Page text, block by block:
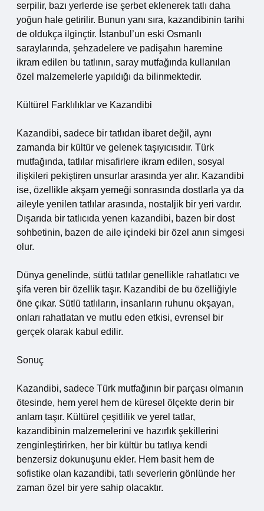
serpilir, bazı yerlerde ise şerbet eklenerek tatlı daha
yoğun hale getirilir. Bunun yanı sıra, kazandibinin tarihi
de oldukça ilginçtir. İstanbul’un eski Osmanlı
saraylarında, şehzadelere ve padişahın haremine
ikram edilen bu tatlının, saray mutfağında kullanılan
özel malzemelerle yapıldığı da bilinmektedir.
Kültürel Farklılıklar ve Kazandibi
Kazandibi, sadece bir tatlıdan ibaret değil, aynı
zamanda bir kültür ve gelenek taşıyıcısıdır. Türk
mutfağında, tatlılar misafirlere ikram edilen, sosyal
ilişkileri pekiştiren unsurlar arasında yer alır. Kazandibi
ise, özellikle akşam yemeği sonrasında dostlarla ya da
aileyle yenilen tatlılar arasında, nostaljik bir yeri vardır.
Dışarıda bir tatlıcıda yenen kazandibi, bazen bir dost
sohbetinin, bazen de aile içindeki bir özel anın simgesi
olur.
Dünya genelinde, sütlü tatlılar genellikle rahatlatıcı ve
şifa veren bir özellik taşır. Kazandibi de bu özelliğiyle
öne çıkar. Sütlü tatlıların, insanların ruhunu okşayan,
onları rahatlatan ve mutlu eden etkisi, evrensel bir
gerçek olarak kabul edilir.
Sonuç
Kazandibi, sadece Türk mutfağının bir parçası olmanın
ötesinde, hem yerel hem de küresel ölçekte derin bir
anlam taşır. Kültürel çeşitlilik ve yerel tatlar,
kazandibinin malzemelerini ve hazırlık şekillerini
zenginleştirirken, her bir kültür bu tatlıya kendi
benzersiz dokunuşunu ekler. Hem basit hem de
sofistike olan kazandibi, tatlı severlerin gönlünde her
zaman özel bir yere sahip olacaktır.